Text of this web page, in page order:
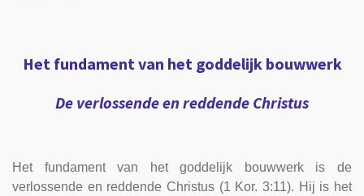
Het fundament van het goddelijk bouwwerk
De verlossende en reddende Christus
Het fundament van het goddelijk bouwwerk is de
verlossende en reddende Christus (1 Kor. 3:11). Hij is het